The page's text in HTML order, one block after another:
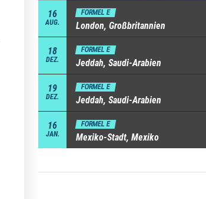
16
AUG.
FORMEL E
London, Großbritannien
18
DEZ.
FORMEL E
Jeddah, Saudi-Arabien
19
DEZ.
FORMEL E
Jeddah, Saudi-Arabien
16
JAN.
FORMEL E
Mexiko-Stadt, Mexiko